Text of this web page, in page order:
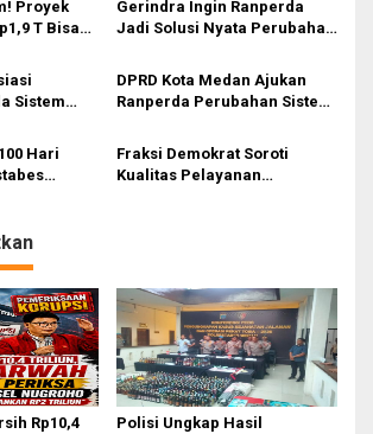
Penyebabnya
Proyek
T Bisa
Gerindra Ingin Ranperda
Jadi Solusi Nyata Perubahan
Medan
Sistem
DPRD Kota Medan Ajukan
Ranperda Perubahan Sistem
Hari
Fraksi Demokrat Soroti
Kualitas Pelayanan
Rp10,4
Polisi Ungkap Hasil